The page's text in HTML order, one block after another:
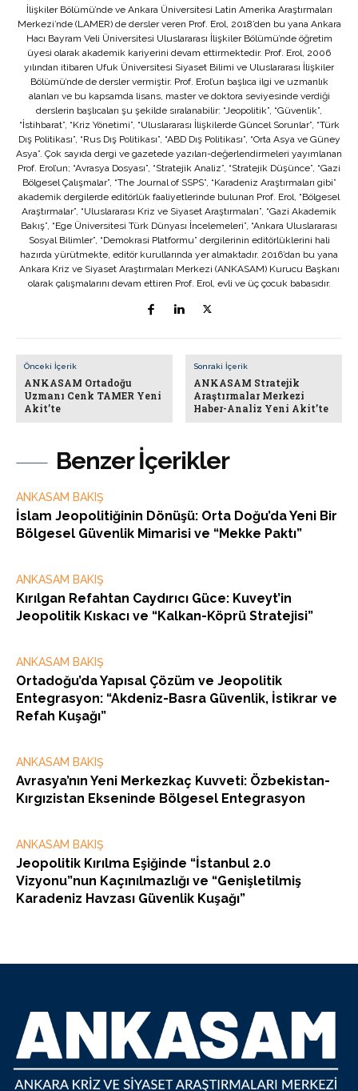
Benzer İçerikler
ANKASAM BAKIŞ
İslam Jeopolitiğinin Dönüşü: Orta Doğu’da Yeni Bir
Bölgesel Güvenlik Mimarisi ve “Mekke Paktı”
ANKASAM BAKIŞ
Kırılgan Refahtan Caydırıcı Güce: Kuveyt’in
Jeopolitik Kıskacı ve “Kalkan-Köprü Stratejisi”
ANKASAM BAKIŞ
Ortadoğu’da Yapısal Çözüm ve Jeopolitik
Entegrasyon: “Akdeniz-Basra Güvenlik, İstikrar ve
Refah Kuşağı”
ANKASAM BAKIŞ
Avrasya’nın Yeni Merkezkaç Kuvveti: Özbekistan-
Kırgızistan Ekseninde Bölgesel Entegrasyon
ANKASAM BAKIŞ
Jeopolitik Kırılma Eşiğinde “İstanbul 2.0
Vizyonu”nun Kaçınılmazlığı ve “Genişletilmiş
Karadeniz Havzası Güvenlik Kuşağı”
İlişkiler Bölümü’nde ve Ankara Üniversitesi Latin Amerika Araştırmaları
Merkezi’nde (LAMER) de dersler veren Prof. Erol, 2018’den bu yana Ankara
Hacı Bayram Veli Üniversitesi Uluslararası İlişkiler Bölümü’nde öğretim
üyesi olarak akademik kariyerini devam ettirmektedir. Prof. Erol, 2006
yılından itibaren Ufuk Üniversitesi Siyaset Bilimi ve Uluslararası İlişkiler
Bölümü’nde de dersler vermiştir. Prof. Erol’un başlıca ilgi ve uzmanlık
alanları ve bu kapsamda lisans, master ve doktora seviyesinde verdiği
derslerin başlıcaları şu şekilde sıralanabilir: “Jeopolitik”, “Güvenlik”,
“İstihbarat”, “Kriz Yönetimi”, “Uluslararası İlişkilerde Güncel Sorunlar”, “Türk
Dış Politikası”, “Rus Dış Politikası”, “ABD Dış Politikası”, “Orta Asya ve Güney
Asya”. Çok sayıda dergi ve gazetede yazıları-değerlendirmeleri yayımlanan
Prof. Erol’un; “Avrasya Dosyası”, “Stratejik Analiz”, “Stratejik Düşünce”, “Gazi
Bölgesel Çalışmalar”, “The Journal of SSPS”, “Karadeniz Araştırmaları gibi”
akademik dergilerde editörlük faaliyetlerinde bulunan Prof. Erol, “Bölgesel
Araştırmalar”, “Uluslararası Kriz ve Siyaset Araştırmaları”, “Gazi Akademik
Bakış”, “Ege Üniversitesi Türk Dünyası İncelemeleri”, “Ankara Uluslararası
Sosyal Bilimler”, “Demokrasi Platformu” dergilerinin editörlüklerini hali
hazırda yürütmekte, editör kurullarında yer almaktadır. 2016’dan bu yana
Ankara Kriz ve Siyaset Araştırmaları Merkezi (ANKASAM) Kurucu Başkanı
olarak çalışmalarını devam ettiren Prof. Erol, evli ve üç çocuk babasıdır.
Önceki İçerik
ANKASAM Ortadoğu
Uzmanı Cenk TAMER Yeni
Akit’te
Sonraki İçerik
ANKASAM Stratejik
Araştırmalar Merkezi
Haber-Analiz Yeni Akit’te